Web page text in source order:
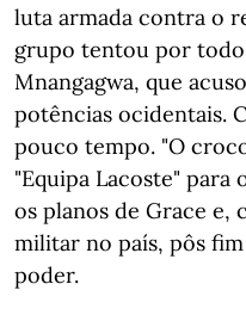
luta armada contra o
grupo tentou por
Mnangagwa, que
potências ocidentais.
pouco tempo. "O
"Equipa Lacoste" para
os planos de Grace e,
militar no país, pôs fim
poder.